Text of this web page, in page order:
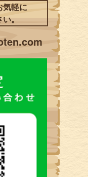
気軽に
い。